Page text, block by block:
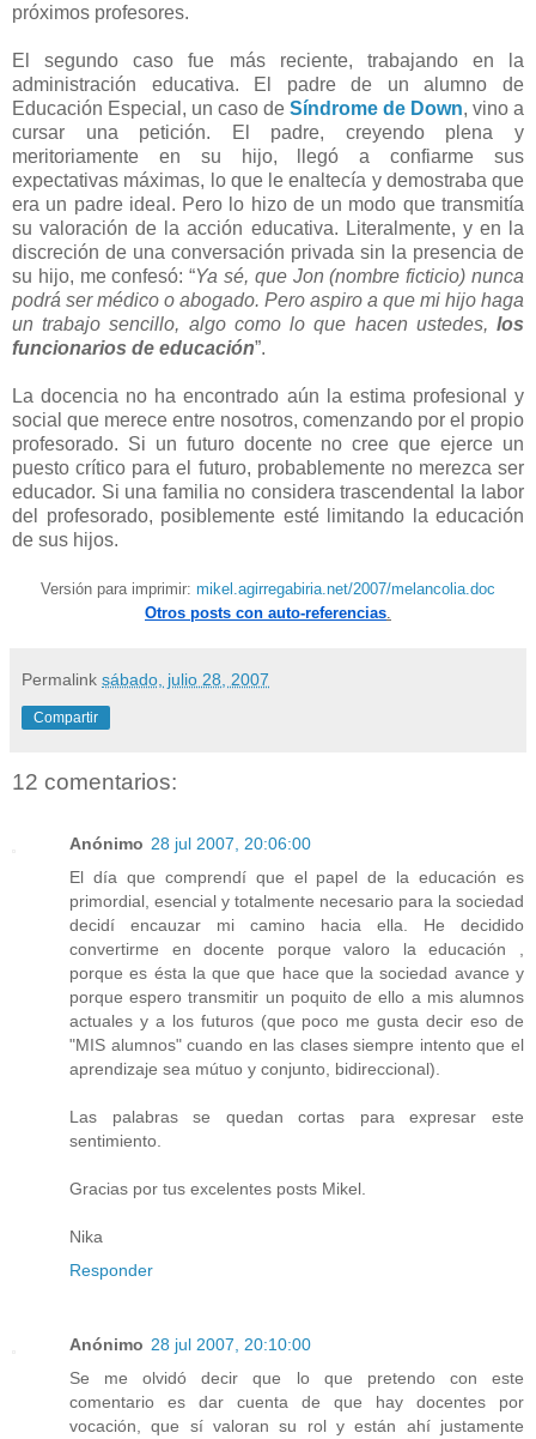
próximos profesores.
El segundo caso fue más reciente, trabajando en la
administración educativa. El padre de un alumno de
Educación Especial, un caso de Síndrome de Down, vino a
cursar una petición. El padre, creyendo plena y
meritoriamente en su hijo, llegó a confiarme sus
expectativas máximas, lo que le enaltecía y demostraba que
era un padre ideal. Pero lo hizo de un modo que transmitía
su valoración de la acción educativa. Literalmente, y en la
discreción de una conversación privada sin la presencia de
su hijo, me confesó: “Ya sé, que Jon (nombre ficticio) nunca
podrá ser médico o abogado. Pero aspiro a que mi hijo haga
un trabajo sencillo, algo como lo que hacen ustedes, los
funcionarios de educación”.
La docencia no ha encontrado aún la estima profesional y
social que merece entre nosotros, comenzando por el propio
profesorado. Si un futuro docente no cree que ejerce un
puesto crítico para el futuro, probablemente no merezca ser
educador. Si una familia no considera trascendental la labor
del profesorado, posiblemente esté limitando la educación
de sus hijos.
Versión para imprimir: mikel.agirregabiria.net/2007/melancolia.doc
Otros posts con auto-referencias
Permalink sábado, julio 28, 2007
Compartir
12 comentarios:
Anónimo 28 jul 2007, 20:06:00
El día que comprendí que el papel de la educación es
primordial, esencial y totalmente necesario para la sociedad
decidí encauzar mi camino hacia ella. He decidido
convertirme en docente porque valoro la educación ,
porque es ésta la que que hace que la sociedad avance y
porque espero transmitir un poquito de ello a mis alumnos
actuales y a los futuros (que poco me gusta decir eso de
"MIS alumnos" cuando en las clases siempre intento que el
aprendizaje sea mútuo y conjunto, bidireccional).
Las palabras se quedan cortas para expresar este
sentimiento.
Gracias por tus excelentes posts Mikel.
Nika
Responder
Anónimo 28 jul 2007, 20:10:00
Se me olvidó decir que lo que pretendo con este
comentario es dar cuenta de que hay docentes por
vocación, que sí valoran su rol y están ahí justamente